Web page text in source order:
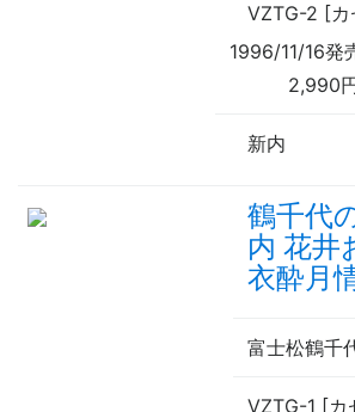
VZTG-2 [カ
1996/11/16発
2,990
新内
鶴千代
内 花井
衣酔月
富士松鶴千
VZTG-1 [カ